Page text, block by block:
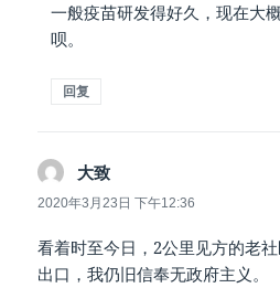
一般疫苗研发得好久，现在大
呗。
回复
大致
道：
2020年3月23日 下午12:36
看着时至今日，2公里见方的老
出口，我仍旧信奉无政府主义。